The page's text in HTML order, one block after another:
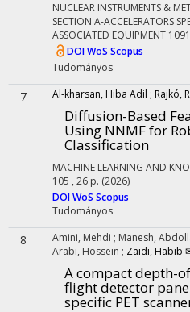
NUCLEAR INSTRUMENTS &
SECTION A-ACCELERATORS
ASSOCIATED EQUIPMENT 1091
DOIWoS Scopus
Tudományos
7 Al-kharsan, Hiba Adil ; Rajkó,
Diffusion-Based
Using NNMF for
Classification
MACHINE LEARNING AND
105 , 26 p. (2026)
DOIWoS Scopus
Tudományos
8 Amini, Mehdi ; Manesh,
Arabi, Hossein ; Zaidi, Habib
A compact depth-
flight detector
specific PET